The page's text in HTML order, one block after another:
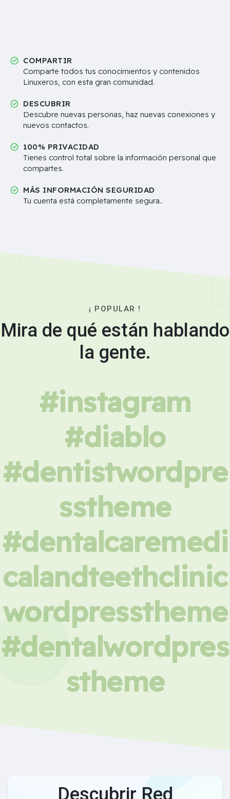
COMPARTIR
Comparte todos tus conocimientos y contenidos
Linuxeros, con esta gran comunidad.
DESCUBRIR
Descubre nuevas personas, haz nuevas conexiones y
nuevos contactos.
100% PRIVACIDAD
Tienes control total sobre la información personal que
compartes.
MÁS INFORMACIÓN SEGURIDAD
Tu cuenta está completamente segura..
¡ POPULAR !
Mira de qué están hablando
la gente.
#instagram
#diablo
#dentistwordpre
sstheme
#dentalcaremedi
calandteethclinic
wordpresstheme
#dentalwordpres
stheme
Descubrir Red